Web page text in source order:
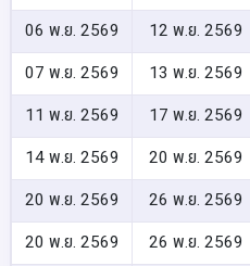
06 พ.ย. 2569 12 พ.ย. 2569
07 พ.ย. 2569 13 พ.ย. 2569
11 พ.ย. 2569 17 พ.ย. 2569
14 พ.ย. 2569 20 พ.ย. 2569
20 พ.ย. 2569 26 พ.ย. 2569
20 พ.ย. 2569 26 พ.ย. 2569